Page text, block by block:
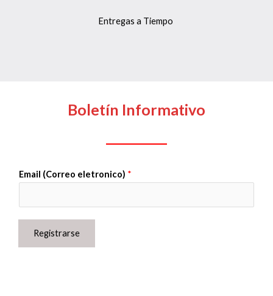
Entregas a Tiempo
Boletín Informativo
Email (Correo eletronico) *
Registrarse